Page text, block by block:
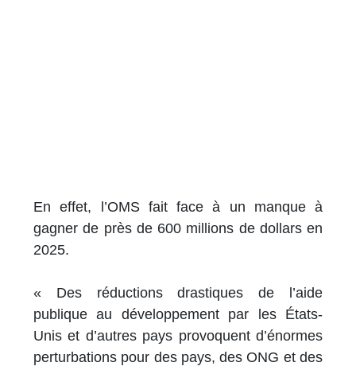
En effet, l’OMS fait face à un manque à
gagner de près de 600 millions de dollars en
2025.
« Des réductions drastiques de l’aide
publique au développement par les États-
Unis et d’autres pays provoquent d’énormes
perturbations pour des pays, des ONG et des